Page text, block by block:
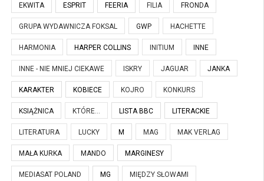
EKWITA ESPRIT FEERIA FILIA FRONDA
GRUPA WYDAWNICZA FOKSAL GWP HACHETTE
HARMONIA HARPER COLLINS INITIUM INNE
INNE - NIE MNIEJ CIEKAWE ISKRY JAGUAR JANKA
KARAKTER KOBIECE KOJRO KONKURS
KSIĄŻNICA KTÓRE... LISTA BBC LITERACKIE
LITERATURA LUCKY M MAG MAK VERLAG
MAŁA KURKA MANDO MARGINESY
MEDIASAT POLAND MG MIĘDZY SŁOWAMI